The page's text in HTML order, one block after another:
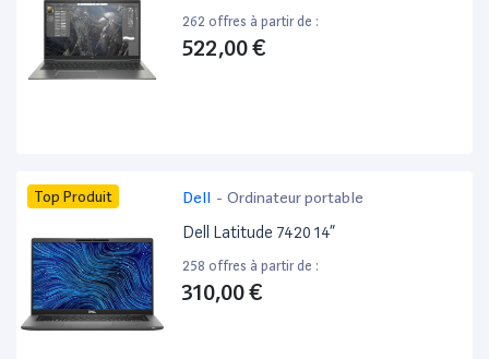
262 offres à partir de :
522,00 €
Top Produit Dell - Ordinateur portable
Dell Latitude 7420 14”
258 offres à partir de :
310,00 €